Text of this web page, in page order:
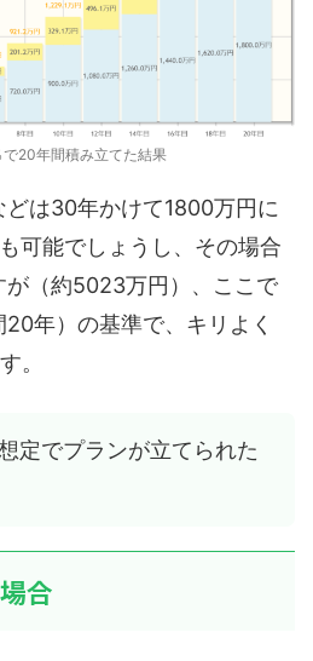
で20年間積み立てた結果
は30年かけて1800万円に
可能でしょうし、その場合
が（約5023万円）、ここで
年）の基準で、キリよく
。
定でプランが立てられた
合